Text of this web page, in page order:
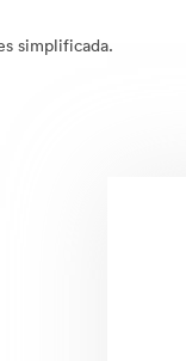
simplificada.